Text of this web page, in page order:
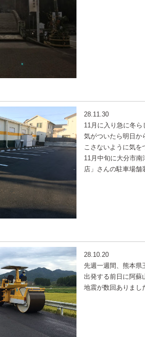
28.11.30
11月に入り急に冬
気がついたら明日か
こさないように気を
11月中旬に大分市
店」さんの駐車場舗
28.10.20
先週一週間、熊本県
出発する前日に阿蘇
地震が数回ありまし